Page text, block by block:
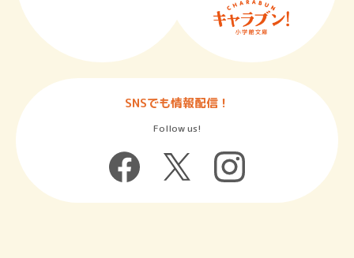
SNSでも情報配信！
Follow us!